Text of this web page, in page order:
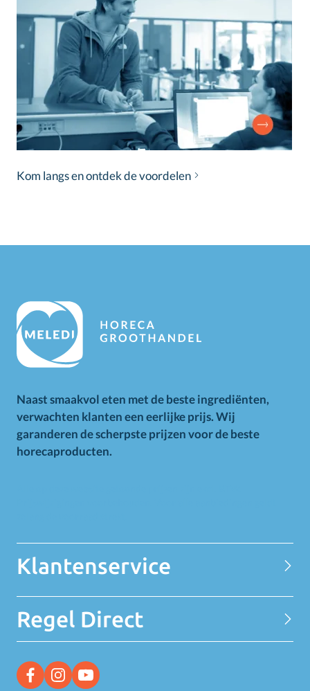
Kom langs en ontdek de voordelen
Naast smaakvol eten met de beste ingrediënten,
verwachten klanten een eerlijke prijs. Wij
garanderen de scherpste prijzen voor de beste
horecaproducten.
Klantenservice
Contact
Privacy Statement
Over MELEDI
MELEDI vestigingen
Vacatures
Regel Direct
Ontvang alle Deals